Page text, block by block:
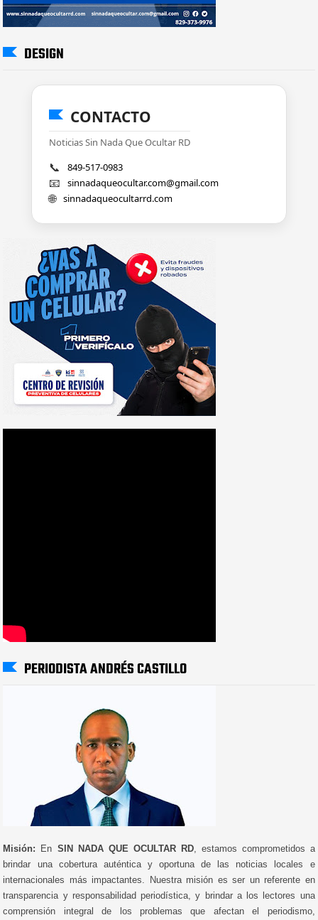
DESIGN
CONTACTO
Noticias Sin Nada Que Ocultar RD
📞 849-517-0983
📧 sinnadaqueocultar.com@gmail.com
🌐 sinnadaqueocultarrd.com
PERIODISTA ANDRÉS CASTILLO
Misión: En SIN NADA QUE OCULTAR RD, estamos comprometidos a
brindar una cobertura auténtica y oportuna de las noticias locales e
internacionales más impactantes. Nuestra misión es ser un referente en
transparencia y responsabilidad periodística, y brindar a los lectores una
comprensión integral de los problemas que afectan el periodismo,